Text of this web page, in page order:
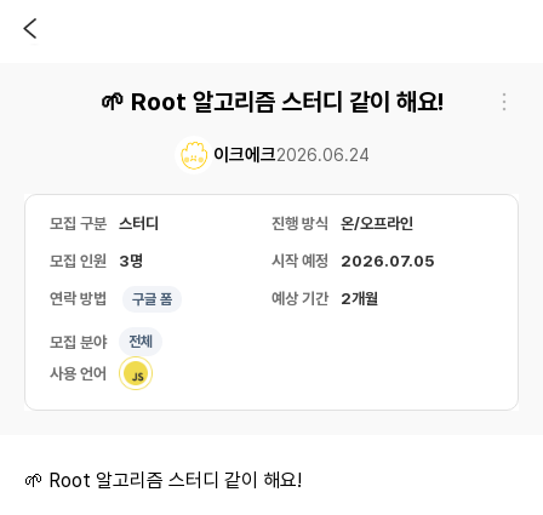
🌱 Root 알고리즘 스터디 같이 해요!
이크에크2026.06.24
모집 구분 스터디 진행 방식 온/오프라인
모집 인원 3명 시작 예정 2026.07.05
연락 방법 구글 폼 예상 기간 2개월
모집 분야 전체
사용 언어
🌱 Root 알고리즘 스터디 같이 해요!